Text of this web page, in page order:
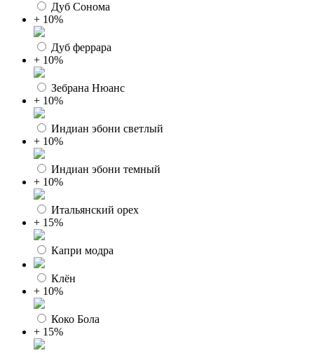
Дуб Сонома
+ 10%
Дуб феррара
+ 10%
Зебрана Нюанс
+ 10%
Индиан эбони светлый
+ 10%
Индиан эбони темный
+ 10%
Итальянский орех
+ 15%
Капри модра
Клён
+ 10%
Коко Бола
+ 15%